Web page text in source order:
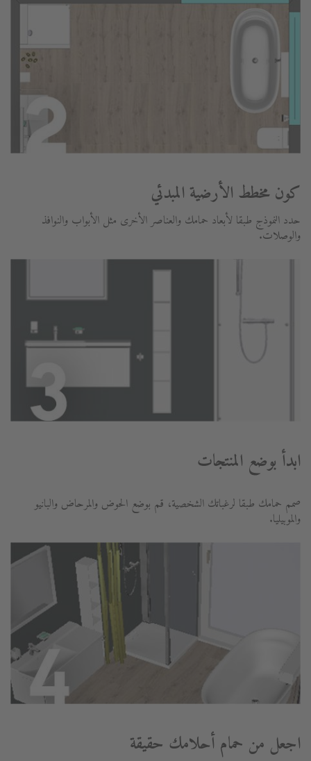
كون مخطط الأرضية المبدئي
حدد النموذج طبقا لأبعاد حمامك والعناصر الأخرى مثل الأبواب والنوافذ
والوصلات.
ابدأ بوضع المنتجات
صمم حمامك طبقا لرغباتك الشخصية، قم بوضع الحوض والمرحاض والبانيو
والموبيليا.
اجعل من حمام أحلامك حقيقة